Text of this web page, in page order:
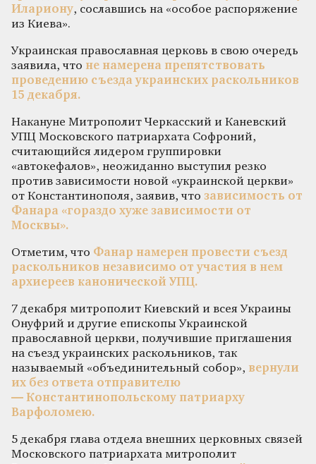
Илариону, сославшись на «особое распоряжение
из Киева».
Украинская православная церковь в свою очередь
заявила, что не намерена препятствовать
проведению съезда украинских раскольников
15 декабря.
Накануне Митрополит Черкасский и Каневский
УПЦ Московского патриархата Софроний,
считающийся лидером группировки
«автокефалов», неожиданно выступил резко
против зависимости новой «украинской церкви»
от Константинополя, заявив, что зависимость от
Фанара «гораздо хуже зависимости от
Москвы».
Отметим, что Фанар намерен провести съезд
раскольников независимо от участия в нем
архиереев канонической УПЦ.
7 декабря митрополит Киевский и всея Украины
Онуфрий и другие епископы Украинской
православной церкви, получившие приглашения
на съезд украинских раскольников, так
называемый «объединительный собор», вернули
их без ответа отправителю
— Константинопольскому патриарху
Варфоломею.
5 декабря глава отдела внешних церковных связей
Московского патриархата митрополит